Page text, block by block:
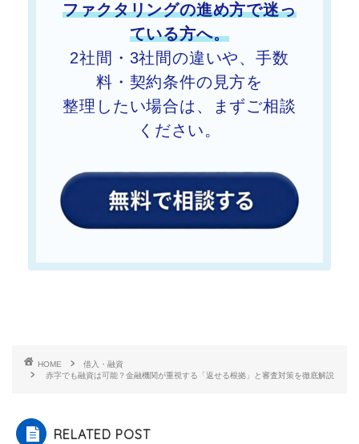
ファクタリングの進め方で迷っ
ている方へ。
2社間・3社間の違いや、手数
料・契約条件の見方を
整理したい場合は、まずご相談
ください。
HOME
借入・融資
赤字でも融資は可能？金融機関が重視する「返せる根拠」と審査対策を徹底解説
RELATED POST